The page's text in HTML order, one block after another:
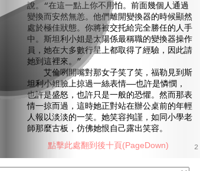
說。“在這一點上你不用怕。前面幾個人通過
變換而安然無恙。他們離開變換器的時候顯然
處於極佳狀態。你將被交托給完全勝任的人手
中。斯坦利小姐是太陽係最稱職的變換器操作
員，她在大多數行星上都取得了經驗，因此請
她到這裡來。”
艾倫咧開嘴對那女子笑了笑，福勒見到斯
坦利小姐臉上掠過一絲表情——也許是憐憫，
也許是盛怒，也許只是一般的恐懼。然而那表
情一掠而過，這時她正對站在辦公桌前的年輕
人報以淡淡的一笑。她笑容拘謹，如同小學老
師那麼古板，仿佛她恨自己露出笑容。
2
點擊此處翻到後十頁(PageDown)